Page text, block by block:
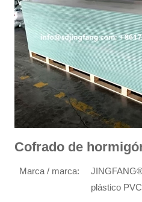
Cofrado de
Marca / marca:
plástico PVC